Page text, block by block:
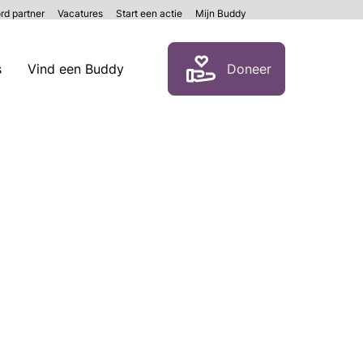
Vind een Buddy Doneer
partner Vacatures Start een actie Mijn Buddy
Zoeken